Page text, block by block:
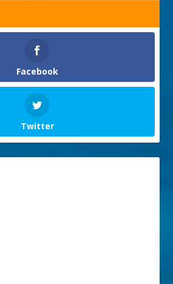
Facebook
Twitter